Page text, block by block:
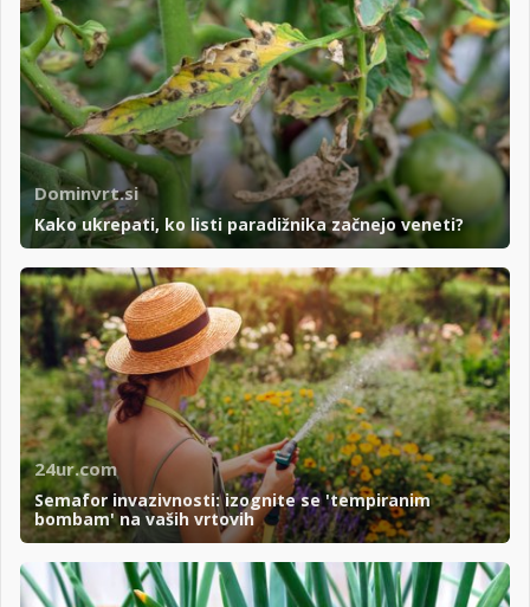
Dominvrt.si
Kako ukrepati, ko listi paradižnika začnejo veneti?
24ur.com
Semafor invazivnosti: izognite se 'tempiranim
bombam' na vaših vrtovih